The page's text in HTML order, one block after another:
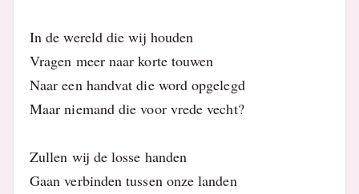
In de wereld die wij houden
Vragen meer naar korte touwen
Naar een handvat die word opgelegd
Maar niemand die voor vrede vecht?
Zullen wij de losse handen
Gaan verbinden tussen onze landen